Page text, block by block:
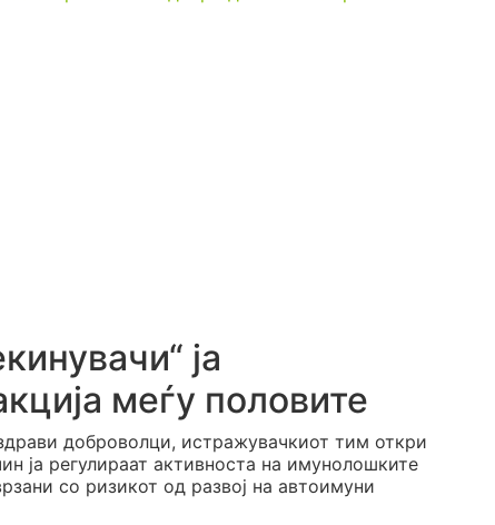
ја
меѓу половите
доброволци, истражувачкиот тим откри
ја регулираат активноста на имунолошките
со ризикот од развој на автоимуни